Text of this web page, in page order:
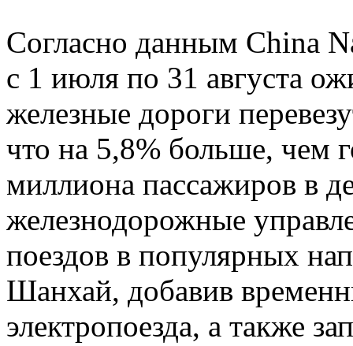
Согласно данным China
с 1 июля по 31 августа
железные дороги
что на 5,8% больше, чем
миллиона пассажиров в
железнодорожные
поездов в популярных
Шанхай, добавив
электропоезда, а также